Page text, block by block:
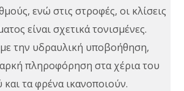
ενώ στις στροφές, οι κλίσεις
είναι σχετικά τονισμένες.
την υδραυλική υποβοήθηση,
πληροφόρηση στα χέρια του
τα φρένα ικανοποιούν.